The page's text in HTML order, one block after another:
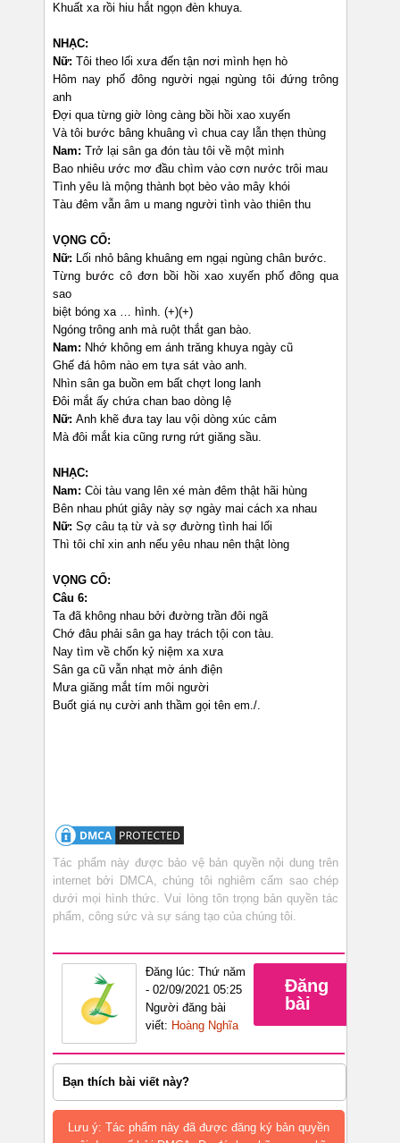
Khuất xa rồi hiu hắt ngọn đèn khuya.
NHẠC:
Nữ: Tôi theo lối xưa đến tận nơi mình hẹn hò
Hôm nay phố đông người ngại ngùng tôi đứng trông
anh
Đợi qua từng giờ lòng càng bồi hồi xao xuyến
Và tôi bước bâng khuâng vì chua cay lẫn thẹn thùng
Nam: Trở lại sân ga đón tàu tôi về một mình
Bao nhiêu ước mơ đầu chìm vào cơn nước trôi mau
Tình yêu là mộng thành bọt bèo vào mây khói
Tàu đêm vẫn âm u mang người tình vào thiên thu
VỌNG CỔ:
Nữ: Lối nhỏ bâng khuâng em ngại ngùng chân bước.
Từng bước cô đơn bồi hồi xao xuyến phố đông qua
sao
biệt bóng xa … hình. (+)(+)
Ngóng trông anh mà ruột thắt gan bào.
Nam: Nhớ không em ánh trăng khuya ngày cũ
Ghế đá hôm nào em tựa sát vào anh.
Nhìn sân ga buồn em bất chợt long lanh
Đôi mắt ấy chứa chan bao dòng lệ
Nữ: Anh khẽ đưa tay lau vội dòng xúc cảm
Mà đôi mắt kia cũng rưng rứt giăng sầu.
NHẠC:
Nam: Còi tàu vang lên xé màn đêm thật hãi hùng
Bên nhau phút giây này sợ ngày mai cách xa nhau
Nữ: Sợ câu tạ từ và sợ đường tình hai lối
Thì tôi chỉ xin anh nếu yêu nhau nên thật lòng
VỌNG CỔ:
Câu 6:
Ta đã không nhau bởi đường trần đôi ngã
Chớ đâu phải sân ga hay trách tội con tàu.
Nay tìm về chốn kỷ niệm xa xưa
Sân ga cũ vẫn nhạt mờ ánh điện
Mưa giăng mắt tím môi người
Buốt giá nụ cười anh thầm gọi tên em./.
Tác phẩm này được bảo vệ bản quyền nội dung trên
internet bởi DMCA, chúng tôi nghiêm cấm sao chép
dưới mọi hình thức. Vui lòng tôn trọng bản quyền tác
phẩm, công sức và sự sáng tạo của chúng tôi.
Đăng lúc: Thứ năm
- 02/09/2021 05:25
Người đăng bài
viết: Hoàng Nghĩa
Đăng
bài
Bạn thích bài viết này?
Lưu ý: Tác phẩm này đã được đăng ký bản quyền